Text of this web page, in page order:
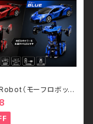
（モーフロボッ
ンひとつで瞬間変形！
ー＆ロボット 2WAY
2.4GHz・USB充電